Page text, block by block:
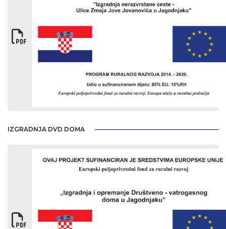
IZGRADNJA DVD DOMA